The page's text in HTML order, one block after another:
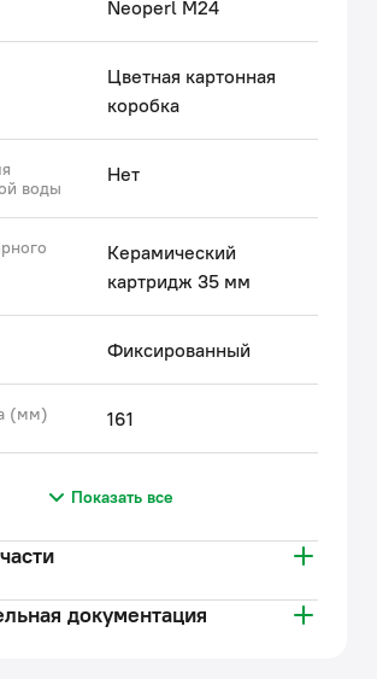
Neoperl M24
Цветная картонная
коробка
воды
Нет
Керамический
картридж 35 мм
Фиксированный
(мм) 161
Показать все
документация